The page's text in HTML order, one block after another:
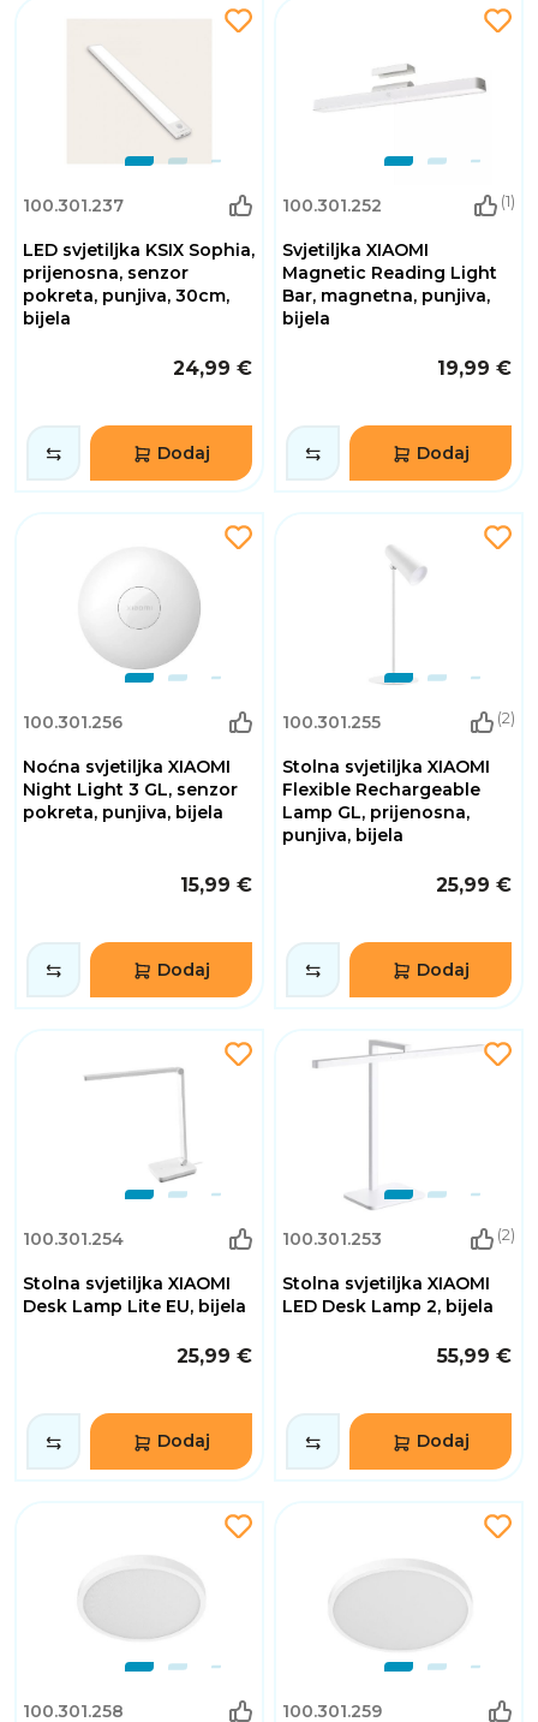
100.301.237
LED svjetiljka KSIX Sophia,
prijenosna, senzor
pokreta, punjiva, 30cm,
bijela
24,99 €
Dodaj
100.301.252 (1)
Svjetiljka XIAOMI
Magnetic Reading Light
Bar, magnetna, punjiva,
bijela
19,99 €
Dodaj
100.301.256
Noćna svjetiljka XIAOMI
Night Light 3 GL, senzor
pokreta, punjiva, bijela
15,99 €
Dodaj
100.301.255 (2)
Stolna svjetiljka XIAOMI
Flexible Rechargeable
Lamp GL, prijenosna,
punjiva, bijela
25,99 €
Dodaj
100.301.254
Stolna svjetiljka XIAOMI
Desk Lamp Lite EU, bijela
25,99 €
Dodaj
100.301.253 (2)
Stolna svjetiljka XIAOMI
LED Desk Lamp 2, bijela
55,99 €
Dodaj
100.301.258 100.301.259